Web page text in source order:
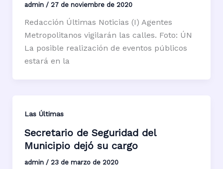
admin / 27 de noviembre de 2020
Redacción Últimas Noticias (I) Agentes
Metropolitanos vigilarán las calles. Foto: ÚN
La posible realización de eventos públicos
estará en la
Las Últimas
Secretario de Seguridad del
Municipio dejó su cargo
admin / 23 de marzo de 2020